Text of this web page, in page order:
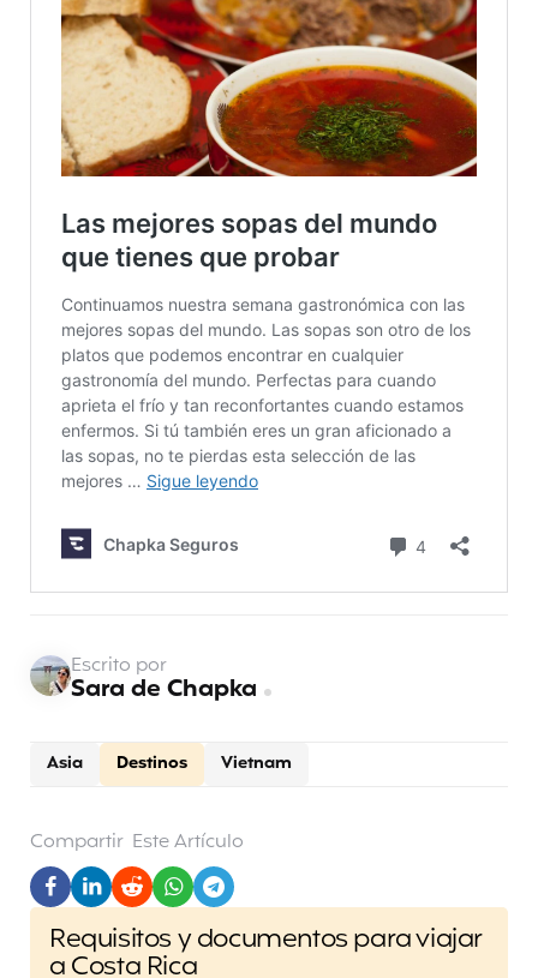
Asia Destinos Vietnam
Escrito por
Sara de Chapka
Compartir Este Artículo
Post
navigation
Requisitos y documentos para viajar
a Costa Rica